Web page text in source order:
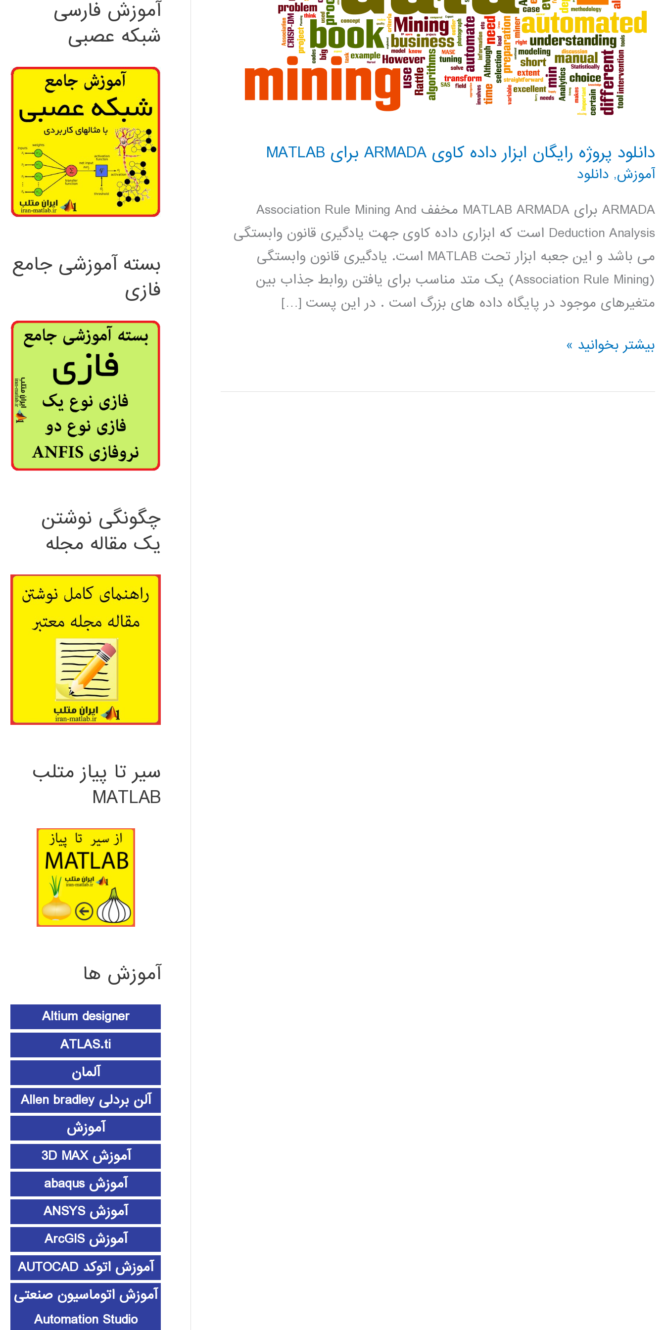
دانلود پروژه رایگان ابزار داده کاوی ARMADA برای MATLAB
آموزش, دانلود
ARMADA برای MATLAB ARMADA مخفف Association Rule Mining And
Deduction Analysis است که ابزاری داده کاوی جهت یادگیری قانون وابستگی
می باشد و این جعبه ابزار تحت MATLAB است. یادگیری قانون وابستگی
(Association Rule Mining) یک متد مناسب برای یافتن روابط جذاب بین
متغیرهای موجود در پایگاه داده های بزرگ است . در این پست […]
دانلود
رایگان
بیشتر بخوانید »
آموزش فارسی
شبکه عصبی
بسته آموزشی جامع
فازی
چگونگی نوشتن
یک مقاله مجله
سیر تا پیاز متلب
MATLAB
آموزش ها
Altium designer
ATLAS.ti
آلمان
آلن بردلی Allen bradley
آموزش
آموزش 3D MAX
آموزش abaqus
آموزش ANSYS
آموزش ArcGIS
آموزش اتوکد AUTOCAD
آموزش اتوماسیون صنعتی
Automation Studio